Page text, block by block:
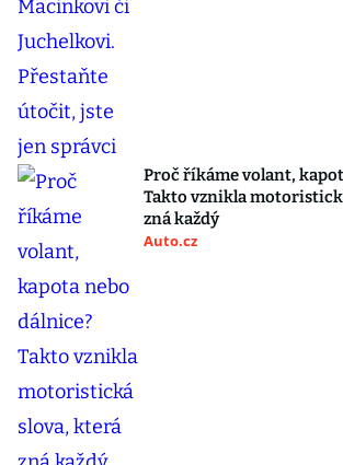
Proč říkáme volant,
Takto vznikla
zná každý
Auto.cz